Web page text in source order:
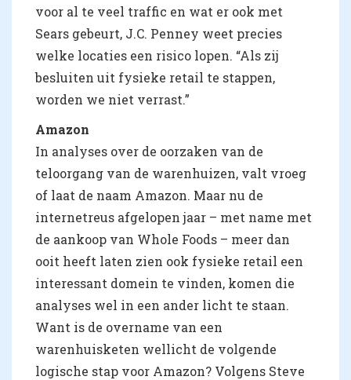
voor al te veel traffic en wat er ook met
Sears gebeurt, J.C. Penney weet precies
welke locaties een risico lopen. “Als zij
besluiten uit fysieke retail te stappen,
worden we niet verrast.”
Amazon
In analyses over de oorzaken van de
teloorgang van de warenhuizen, valt vroeg
of laat de naam Amazon. Maar nu de
internetreus afgelopen jaar – met name met
de aankoop van Whole Foods – meer dan
ooit heeft laten zien ook fysieke retail een
interessant domein te vinden, komen die
analyses wel in een ander licht te staan.
Want is de overname van een
warenhuisketen wellicht de volgende
logische stap voor Amazon? Volgens Steve